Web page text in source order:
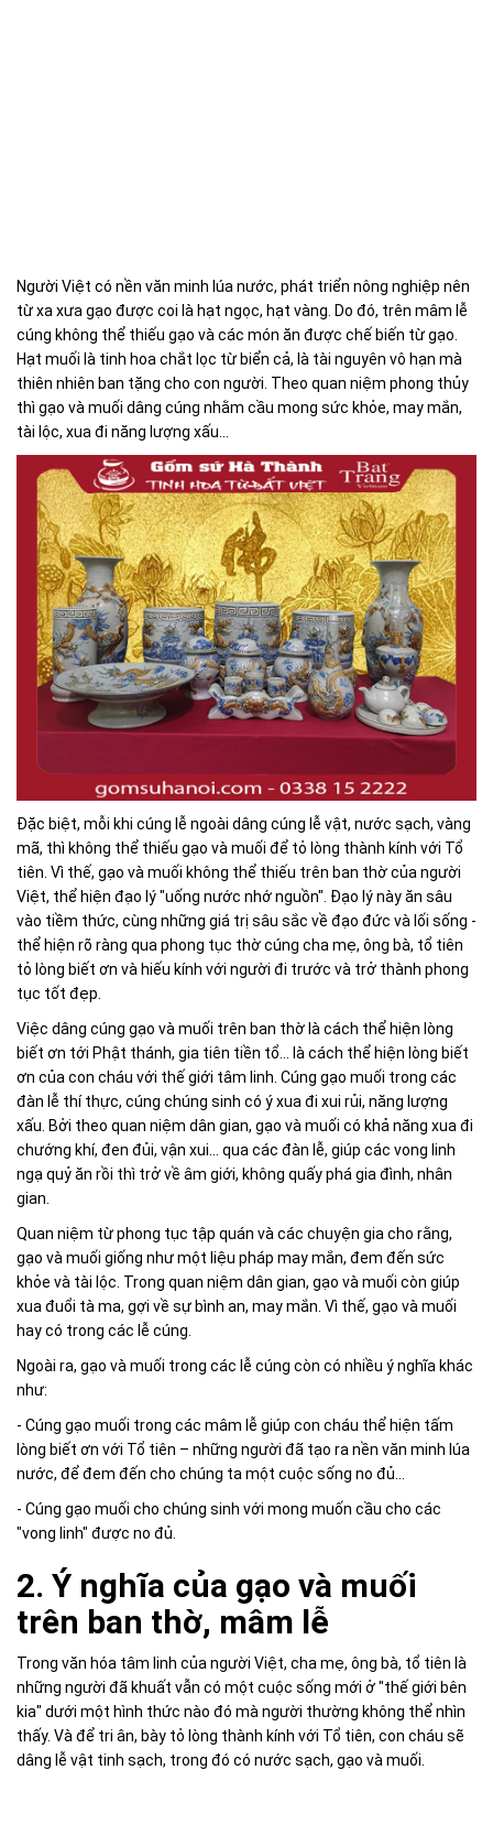
Người Việt có nền văn minh lúa nước, phát triển nông nghiệp nên
từ xa xưa gạo được coi là hạt ngọc, hạt vàng. Do đó, trên mâm lễ
cúng không thể thiếu gạo và các món ăn được chế biến từ gạo.
Hạt muối là tinh hoa chắt lọc từ biển cả, là tài nguyên vô hạn mà
thiên nhiên ban tặng cho con người. Theo quan niệm phong thủy
thì gạo và muối dâng cúng nhằm cầu mong sức khỏe, may mắn,
tài lộc, xua đi năng lượng xấu…
Đặc biệt, mỗi khi cúng lễ ngoài dâng cúng lễ vật, nước sạch, vàng
mã, thì không thể thiếu gạo và muối để tỏ lòng thành kính với Tổ
tiên. Vì thế, gạo và muối không thể thiếu trên ban thờ của người
Việt, thể hiện đạo lý "uống nước nhớ nguồn". Đạo lý này ăn sâu
vào tiềm thức, cùng những giá trị sâu sắc về đạo đức và lối sống -
thể hiện rõ ràng qua phong tục thờ cúng cha mẹ, ông bà, tổ tiên
tỏ lòng biết ơn và hiếu kính với người đi trước và trở thành phong
tục tốt đẹp.
Việc dâng cúng gạo và muối trên ban thờ là cách thể hiện lòng
biết ơn tới Phật thánh, gia tiên tiền tổ... là cách thể hiện lòng biết
ơn của con cháu với thế giới tâm linh. Cúng gạo muối trong các
đàn lễ thí thực, cúng chúng sinh có ý xua đi xui rủi, năng lượng
xấu. Bởi theo quan niệm dân gian, gạo và muối có khả năng xua đi
chướng khí, đen đủi, vận xui... qua các đàn lễ, giúp các vong linh
ngạ quỷ ăn rồi thì trở về âm giới, không quấy phá gia đình, nhân
gian.
Quan niệm từ phong tục tập quán và các chuyện gia cho rằng,
gạo và muối giống như một liệu pháp may mắn, đem đến sức
khỏe và tài lộc. Trong quan niệm dân gian, gạo và muối còn giúp
xua đuổi tà ma, gợi về sự bình an, may mắn. Vì thế, gạo và muối
hay có trong các lễ cúng.
Ngoài ra, gạo và muối trong các lễ cúng còn có nhiều ý nghĩa khác
như:
- Cúng gạo muối trong các mâm lễ giúp con cháu thể hiện tấm
lòng biết ơn với Tổ tiên – những người đã tạo ra nền văn minh lúa
nước, để đem đến cho chúng ta một cuộc sống no đủ...
- Cúng gạo muối cho chúng sinh với mong muốn cầu cho các
"vong linh" được no đủ.
2. Ý nghĩa của gạo và muối
trên ban thờ, mâm lễ
Trong văn hóa tâm linh của người Việt, cha mẹ, ông bà, tổ tiên là
những người đã khuất vẫn có một cuộc sống mới ở "thế giới bên
kia" dưới một hình thức nào đó mà người thường không thể nhìn
thấy. Và để tri ân, bày tỏ lòng thành kính với Tổ tiên, con cháu sẽ
dâng lễ vật tinh sạch, trong đó có nước sạch, gạo và muối.